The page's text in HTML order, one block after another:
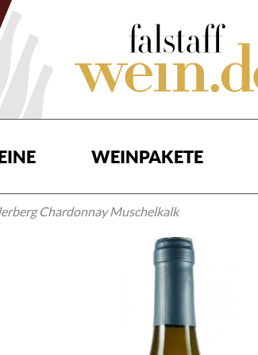
WEINPAKETE
Chardonnay Muschelkalk